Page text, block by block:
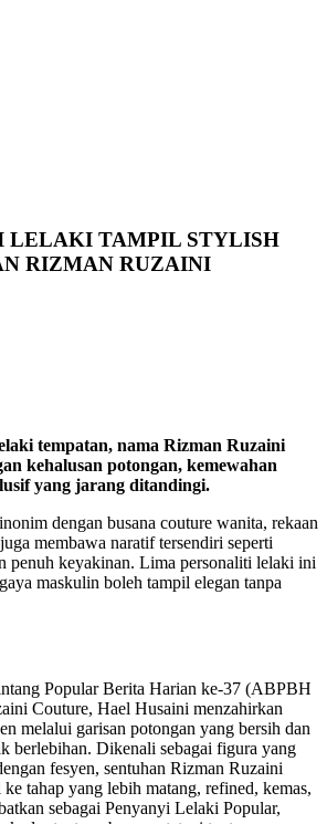
LELAKI TAMPIL STYLISH
RIZMAN RUZAINI
tempatan, nama Rizman Ruzaini
kehalusan potongan, kemewahan
yang jarang ditandingi.
dengan busana couture wanita, rekaan
membawa naratif tersendiri seperti
penuh keyakinan. Lima personaliti lelaki ini
maskulin boleh tampil elegan tanpa
Popular Berita Harian ke-37 (ABPBH
Couture, Hael Husaini menzahirkan
melalui garisan potongan yang bersih dan
berlebihan. Dikenali sebagai figura yang
fesyen, sentuhan Rizman Ruzaini
tahap yang lebih matang, refined, kemas,
sebagai Penyanyi Lelaki Popular,